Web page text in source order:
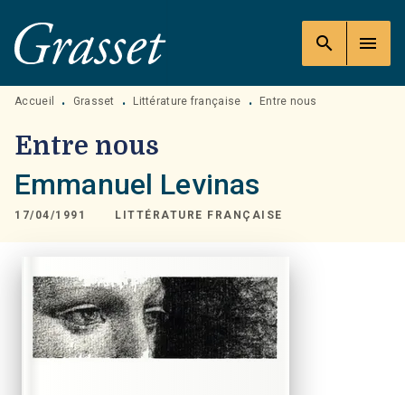
MENU RECHERCHE
PIED DE PAGE
search menu
Accueil • Grasset • Littérature française • Entre nous
Entre nous
Emmanuel Levinas
17/04/1991 LITTÉRATURE FRANÇAISE